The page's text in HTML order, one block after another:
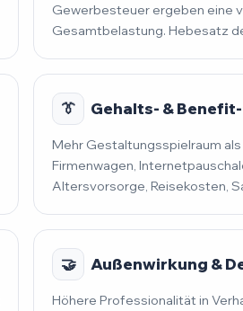
Gewerbesteuer ergeben eine
Gesamtbelastung. Hebesatz
👔 Gehalts- &
Mehr Gestaltungsspielraum
Firmenwagen,
Altersvorsorge, Reisekosten,
🤝 Außenwirkung &
Höhere Professionalität in